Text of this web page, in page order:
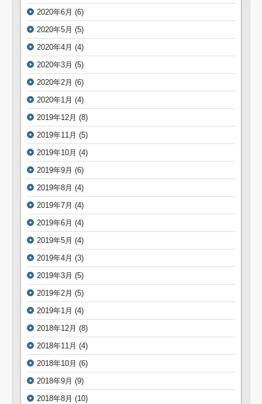
2020年6月 (6)
2020年5月 (5)
2020年4月 (4)
2020年3月 (5)
2020年2月 (6)
2020年1月 (4)
2019年12月 (8)
2019年11月 (5)
2019年10月 (4)
2019年9月 (6)
2019年8月 (4)
2019年7月 (4)
2019年6月 (4)
2019年5月 (4)
2019年4月 (3)
2019年3月 (5)
2019年2月 (5)
2019年1月 (4)
2018年12月 (8)
2018年11月 (4)
2018年10月 (6)
2018年9月 (9)
2018年8月 (10)